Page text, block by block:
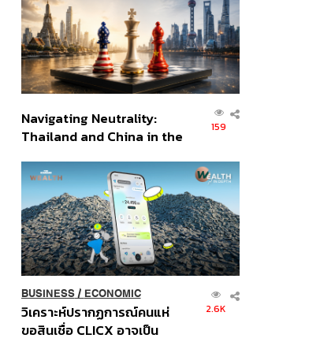
อินโดนีเซีย
Navigating Neutrality:
Thailand and China in the
Order
159
BUSINESS/ ECONOMIC
วิเคราะห์ปรากฏการณ์คนแห่
ขอสินเชื่อ CLICX อาจเป็น
2.6K